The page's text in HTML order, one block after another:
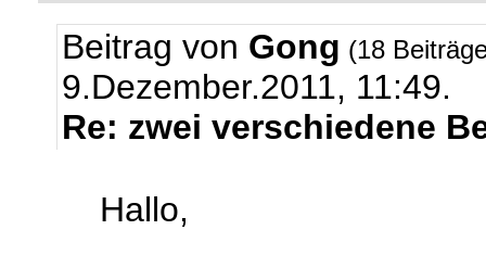
Beitrag von Gong (18
9.Dezember.2011, 11:49.
Re: zwei verschiedene
Hallo,